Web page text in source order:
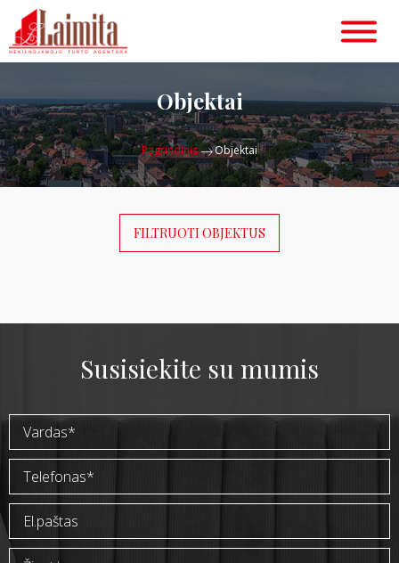
Objektai
Pagrindinis Objektai
FILTRUOTI OBJEKTUS
Susisiekite su mumis